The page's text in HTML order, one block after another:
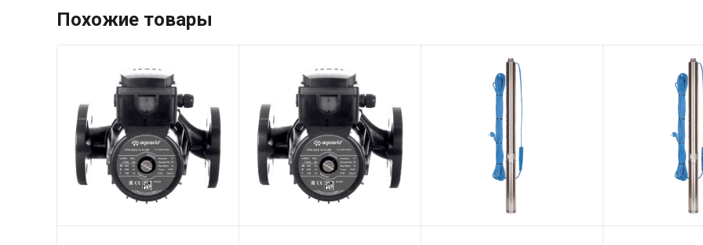
Похожие товары